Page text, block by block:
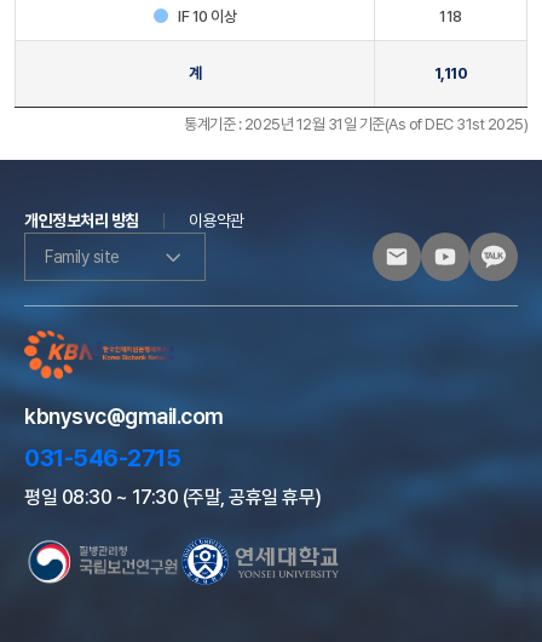
IF 10 이상 118
계 1,110
통계기준 : 2025년 12월 31일 기준(As of DEC 31st 2025)
개인정보처리 방침
이용약관
Family site
kbnysvc@gmail.com
031-546-2715
평일 08:30 ~ 17:30 (주말, 공휴일 휴무)